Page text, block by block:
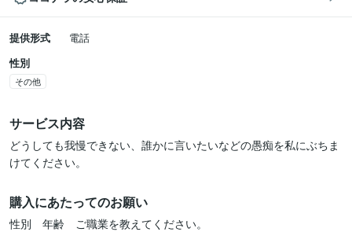
提供形式
電話
性別
その他
サービス内容
どうしても我慢できない、誰かに言いたいなどの愚痴を私にぶちま
けてください。
購入にあたってのお願い
性別　年齢　ご職業を教えてください。